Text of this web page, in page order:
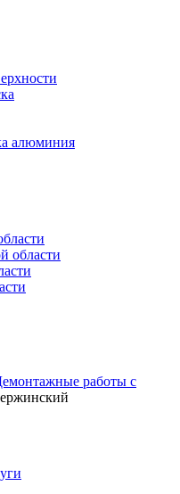
алюминия
области
работы с